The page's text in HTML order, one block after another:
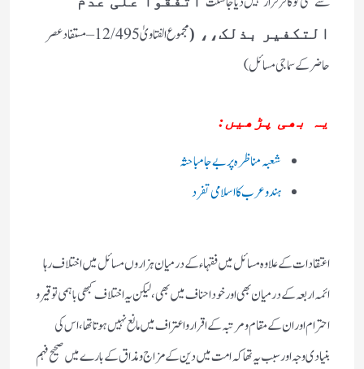
التکفیر بذلک،، (
مجموع الفتاویٰ 12/495– مستفاد عصر
حاضر کے سماجی مسائل )
یہ بھی پڑھیں:
شعبہ مناظرہ پر بے جامباحثہ
ہندو عرب کا اسلامی تفرد
اعتقادات کے علاوہ مسائل میں فقہاء کے درمیان ہزاروں مسائل میں اختلاف رہا
ائمہ اربعہ کے درمیان بھی اور خود احناف میں بھی، لیکن یہ اختلاف کبھی باہمی توقیر و
احترام اور ان کے مقام و مرتبہ کے اقرار و اعتراف میں مانع نہیں ہوتا تھا ،اس کی
بنیادی وجہ اور سبب یہ تھا کہ امت میں دین کے مزاج و مذاق کے بارے میں صحیح فہم